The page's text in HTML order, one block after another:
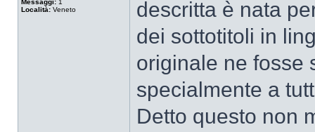
Messaggi: 1
Località: Veneto
descritta è nata
dei sottotitoli in
originale ne fosse
specialmente a
Detto questo non